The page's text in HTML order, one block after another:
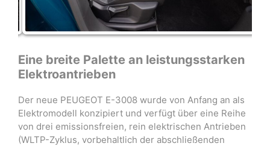
Eine breite Palette an leistungsstarken
Elektroantrieben
Der neue PEUGEOT E-3008 wurde von Anfang an als
Elektromodell konzipiert und verfügt über eine Reihe
von drei emissionsfreien, rein elektrischen Antrieben
(WLTP-Zyklus, vorbehaltlich der abschließenden